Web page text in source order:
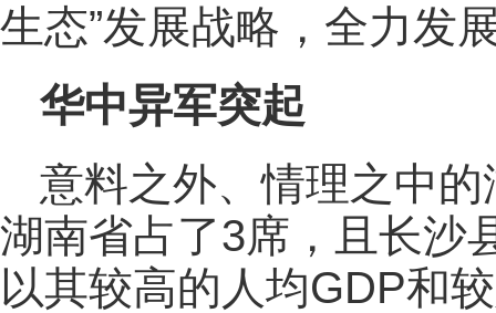
生态”发展战略，全力发
华中异军突起
意料之外、情理之中
湖南省占了3席，且长沙
以其较高的人均GDP和